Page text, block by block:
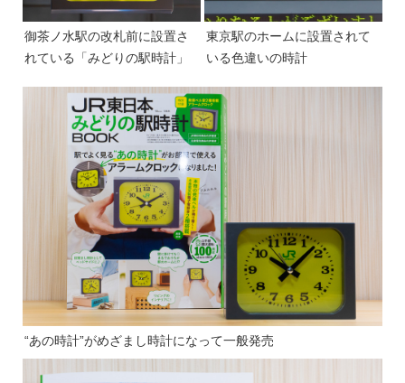
御茶ノ水駅の改札前に設置さ
れている「みどりの駅時計」
東京駅のホームに設置されて
いる色違いの時計
“あの時計”がめざまし時計になって一般発売